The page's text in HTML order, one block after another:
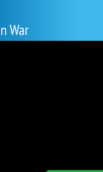
War